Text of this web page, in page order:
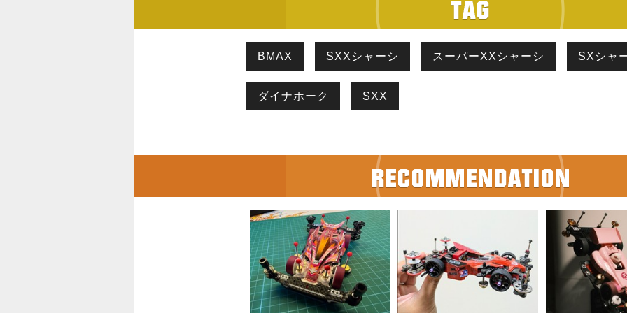
BMAX SXXシャーシ スーパーXXシャーシ SXシャ
ダイナホーク SXX